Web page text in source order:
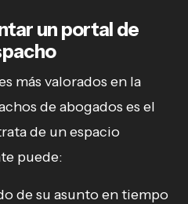
un portal de
más valorados en la
de abogados es el
de un espacio
puede:
de su asunto en tiempo